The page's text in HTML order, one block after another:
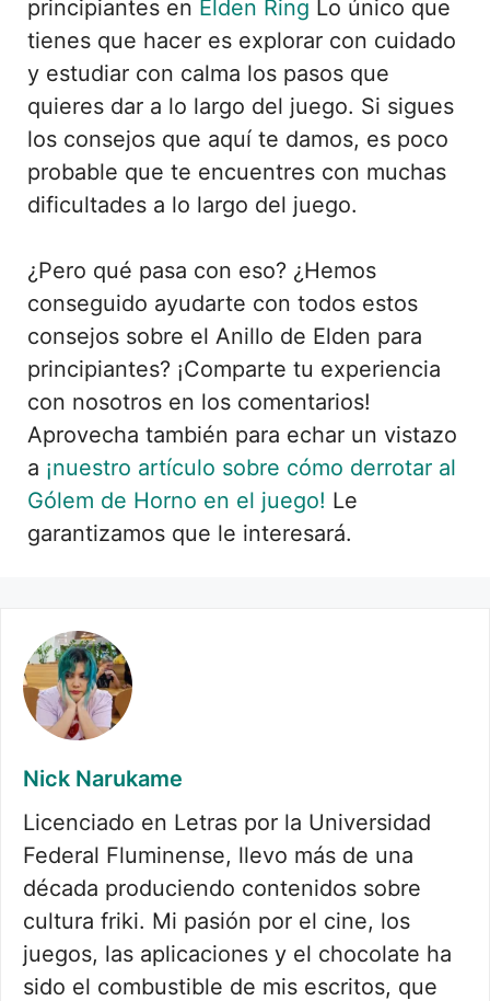
principiantes en Elden Ring Lo único que
tienes que hacer es explorar con cuidado
y estudiar con calma los pasos que
quieres dar a lo largo del juego. Si sigues
los consejos que aquí te damos, es poco
probable que te encuentres con muchas
dificultades a lo largo del juego.
¿Pero qué pasa con eso? ¿Hemos
conseguido ayudarte con todos estos
consejos sobre el Anillo de Elden para
principiantes? ¡Comparte tu experiencia
con nosotros en los comentarios!
Aprovecha también para echar un vistazo
a ¡nuestro artículo sobre cómo derrotar al
Gólem de Horno en el juego! Le
garantizamos que le interesará.
Nick Narukame
Licenciado en Letras por la Universidad
Federal Fluminense, llevo más de una
década produciendo contenidos sobre
cultura friki. Mi pasión por el cine, los
juegos, las aplicaciones y el chocolate ha
sido el combustible de mis escritos, que